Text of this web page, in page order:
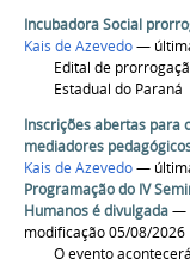
Incubadora Social
Kais de Azevedo—
Edital de
Estadual do Paraná
Inscrições abertas para
mediadores
Kais de Azevedo—
Programação do IV
Humanos é divulgada—
modificação 05/08/2026
O evento